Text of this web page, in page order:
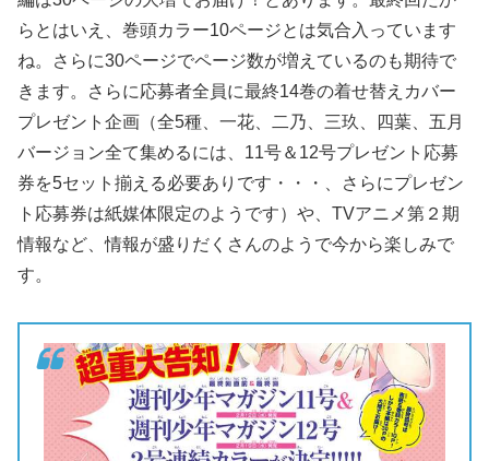
らとはいえ、巻頭カラー10ページとは気合入っています
ね。さらに30ページでページ数が増えているのも期待で
きます。さらに応募者全員に最終14巻の着せ替えカバー
プレゼント企画（全5種、一花、二乃、三玖、四葉、五月
バージョン全て集めるには、11号＆12号プレゼント応募
券を5セット揃える必要ありです・・・、さらにプレゼン
ト応募券は紙媒体限定のようです）や、TVアニメ第２期
情報など、情報が盛りだくさんのようで今から楽しみで
す。